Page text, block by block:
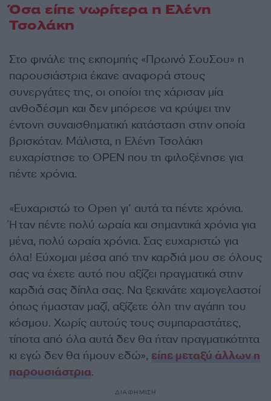
Όσα είπε νωρίτερα η Ελένη
Τσολάκη
Στο φινάλε της εκπομπής «Πρωινό ΣουΣου» η
παρουσιάστρια έκανε αναφορά στους
συνεργάτες της, οι οποίοι της χάρισαν μία
ανθοδέσμη και δεν μπόρεσε να κρύψει την
έντονη συναισθηματική κατάσταση στην οποία
βρισκόταν. Μάλιστα, η Ελένη Τσολάκη
ευχαρίστησε το OPEN που τη φιλοξένησε για
πέντε χρόνια.
«Ευχαριστώ το Open γι’ αυτά τα πέντε χρόνια.
Ήταν πέντε πολύ ωραία και σημαντικά χρόνια για
μένα, πολύ ωραία χρόνια. Σας ευχαριστώ για
όλα! Εύχομαι μέσα από την καρδιά μου σε όλους
σας να έχετε αυτό που αξίζει πραγματικά στην
καρδιά σας δίπλα σας. Να ξεκινάτε χαμογελαστοί
όπως ήμασταν μαζί, αξίζετε όλη την αγάπη του
κόσμου. Χωρίς αυτούς τους συμπαραστάτες,
τίποτα από όλα αυτά δεν θα ήταν πραγματικότητα
κι εγώ δεν θα ήμουν εδώ», είπε μεταξύ άλλων η
παρουσιάστρια.
ΔΙΑΦΗΜΙΣΗ